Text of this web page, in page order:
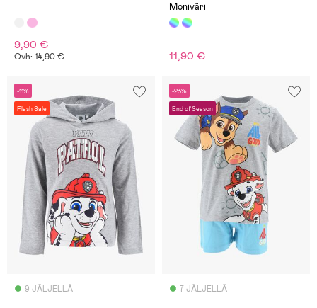
9,90 €
Ovh: 14,90 €
Moniväri
11,90 €
-11%
Flash Sale
9 JÄLJELLÄ
-23%
End of Season
7 JÄLJELLÄ